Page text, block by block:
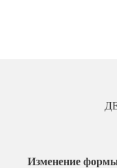
Изменение